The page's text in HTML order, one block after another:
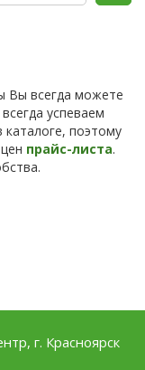
Вы всегда можете
успеваем
поэтому
прайс-листа.
г. Красноярск